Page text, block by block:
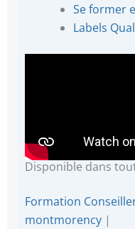
Se former
Labels
Disponible dans
Formation
montmorency |